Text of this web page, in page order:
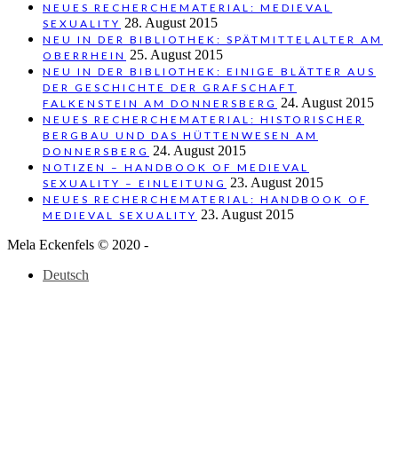
NEUES RECHERCHEMATERIAL: MEDIEVAL
SEXUALITY 28. August 2015
NEU IN DER BIBLIOTHEK: SPÄTMITTELALTER AM
OBERRHEIN 25. August 2015
NEU IN DER BIBLIOTHEK: EINIGE BLÄTTER AUS
DER GESCHICHTE DER GRAFSCHAFT
FALKENSTEIN AM DONNERSBERG 24. August 2015
NEUES RECHERCHEMATERIAL: HISTORISCHER
BERGBAU UND DAS HÜTTENWESEN AM
DONNERSBERG 24. August 2015
NOTIZEN – HANDBOOK OF MEDIEVAL
SEXUALITY – EINLEITUNG 23. August 2015
NEUES RECHERCHEMATERIAL: HANDBOOK OF
MEDIEVAL SEXUALITY 23. August 2015
Mela Eckenfels © 2020 -
Deutsch